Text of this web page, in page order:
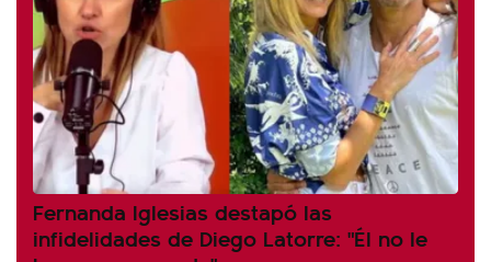
Fernanda Iglesias destapó las
infidelidades de Diego Latorre: "Él no le